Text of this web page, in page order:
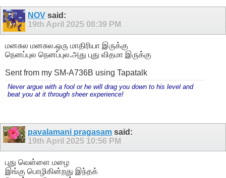
NOV said:
19th April 2025 08:39 PM
மனசுல மனசுல.ஒரு மாதிரியா இருக்கு
நெனப்புல நெனப்புல.அது புது விதமா இருக்கு
Sent from my SM-A736B using Tapatalk
Never argue with a fool or he will drag you down to his level and
beat you at it through sheer experience!
pavalamani pragasam said:
19th April 2025 10:56 PM
புது வெள்ளை மழை
இங்கு பொழிகின்றது இந்தக்